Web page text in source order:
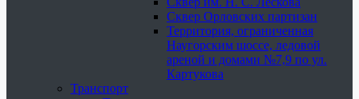
Сквер Орловских партизан
Территория, ограниченная
Наугорским шоссе, ледовой
ареной и домами №7,9 по ул.
Картукова
Транспорт